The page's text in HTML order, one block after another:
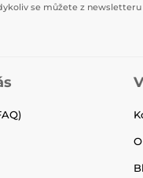
se můžete z